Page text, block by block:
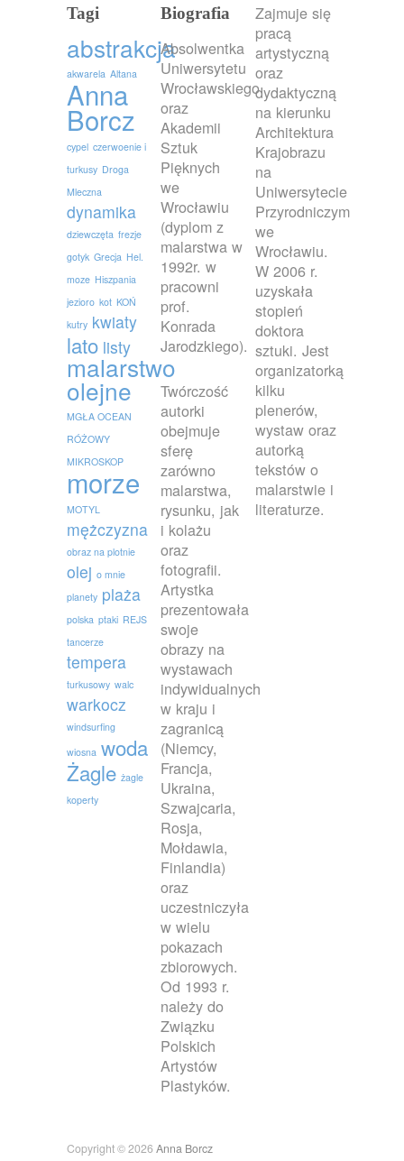
Tagi
abstrakcja
akwarela Altana
Anna
Borcz
cypel czerwoenie i
turkusy Droga
Mleczna
dynamika
dziewczęta frezje
gotyk Grecja Hel.
moze Hiszpania
jezioro kot KOŃ
kutry kwiaty
lato listy
malarstwo
olejne
MGŁA OCEAN
RÓŻOWY
MIKROSKOP
morze
MOTYL
mężczyzna
obraz na plotnie
olej o mnie
planety plaża
polska ptaki REJS
tancerze
tempera
turkusowy walc
warkocz
windsurfing
wiosna woda
Żagle żagle
koperty
Biografia
Absolwentka
Uniwersytetu
Wrocławskiego
oraz
Akademii
Sztuk
Pięknych
we
Wrocławiu
(dyplom z
malarstwa w
1992r. w
pracowni
prof.
Konrada
Jarodzkiego).
Twórczość
autorki
obejmuje
sferę
zarówno
malarstwa,
rysunku, jak
i kolażu
oraz
fotografii.
Artystka
prezentowała
swoje
obrazy na
wystawach
indywidualnych
w kraju i
zagranicą
(Niemcy,
Francja,
Ukraina,
Szwajcaria,
Rosja,
Mołdawia,
Finlandia)
oraz
uczestniczyła
w wielu
pokazach
zbiorowych.
Od 1993 r.
należy do
Związku
Polskich
Artystów
Plastyków.
Zajmuje się
pracą
artystyczną
oraz
dydaktyczną
na kierunku
Architektura
Krajobrazu
na
Uniwersytecie
Przyrodniczym
we
Wrocławiu.
W 2006 r.
uzyskała
stopień
doktora
sztuki. Jest
organizatorką
kilku
plenerów,
wystaw oraz
autorką
tekstów o
malarstwie i
literaturze.
Copyright © 2026 Anna Borcz